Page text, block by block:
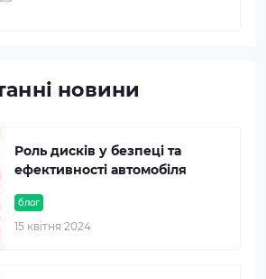
новини
блог
15 квітня 2024
Роль дисків у безпеці та
ефективності автомобіля